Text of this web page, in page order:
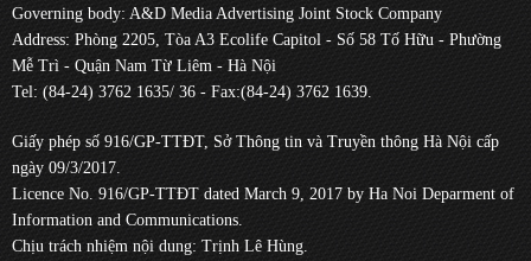
Governing body: A&D Media Advertising Joint Stock Company
Address: Phòng 2205, Tòa A3 Ecolife Capitol - Số 58 Tố Hữu - Phường
Mễ Trì - Quận Nam Từ Liêm - Hà Nội
Tel: (84-24) 3762 1635/ 36 - Fax:(84-24) 3762 1639.
Giấy phép số 916/GP-TTĐT, Sở Thông tin và Truyền thông Hà Nội cấp
ngày 09/3/2017.
Licence No. 916/GP-TTĐT dated March 9, 2017 by Ha Noi Deparment of
Information and Communications.
Chịu trách nhiệm nội dung: Trịnh Lê Hùng.